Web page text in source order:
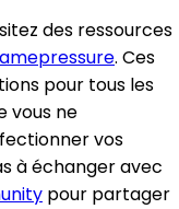
des ressources
. Ces
pour tous les
vous ne
vos
à échanger avec
pour partager